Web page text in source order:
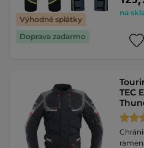
Výhodné splátky
Doprava zadarmo
na
TEC